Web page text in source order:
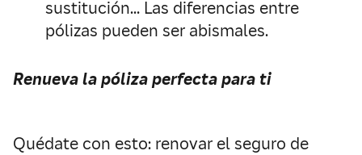
sustitución… Las diferencias entre
pólizas pueden ser abismales.
Renueva la póliza perfecta para ti
Quédate con esto: renovar el seguro de